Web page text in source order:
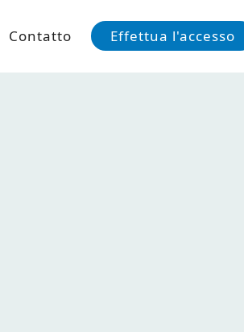
Contatto Effettua l'accesso